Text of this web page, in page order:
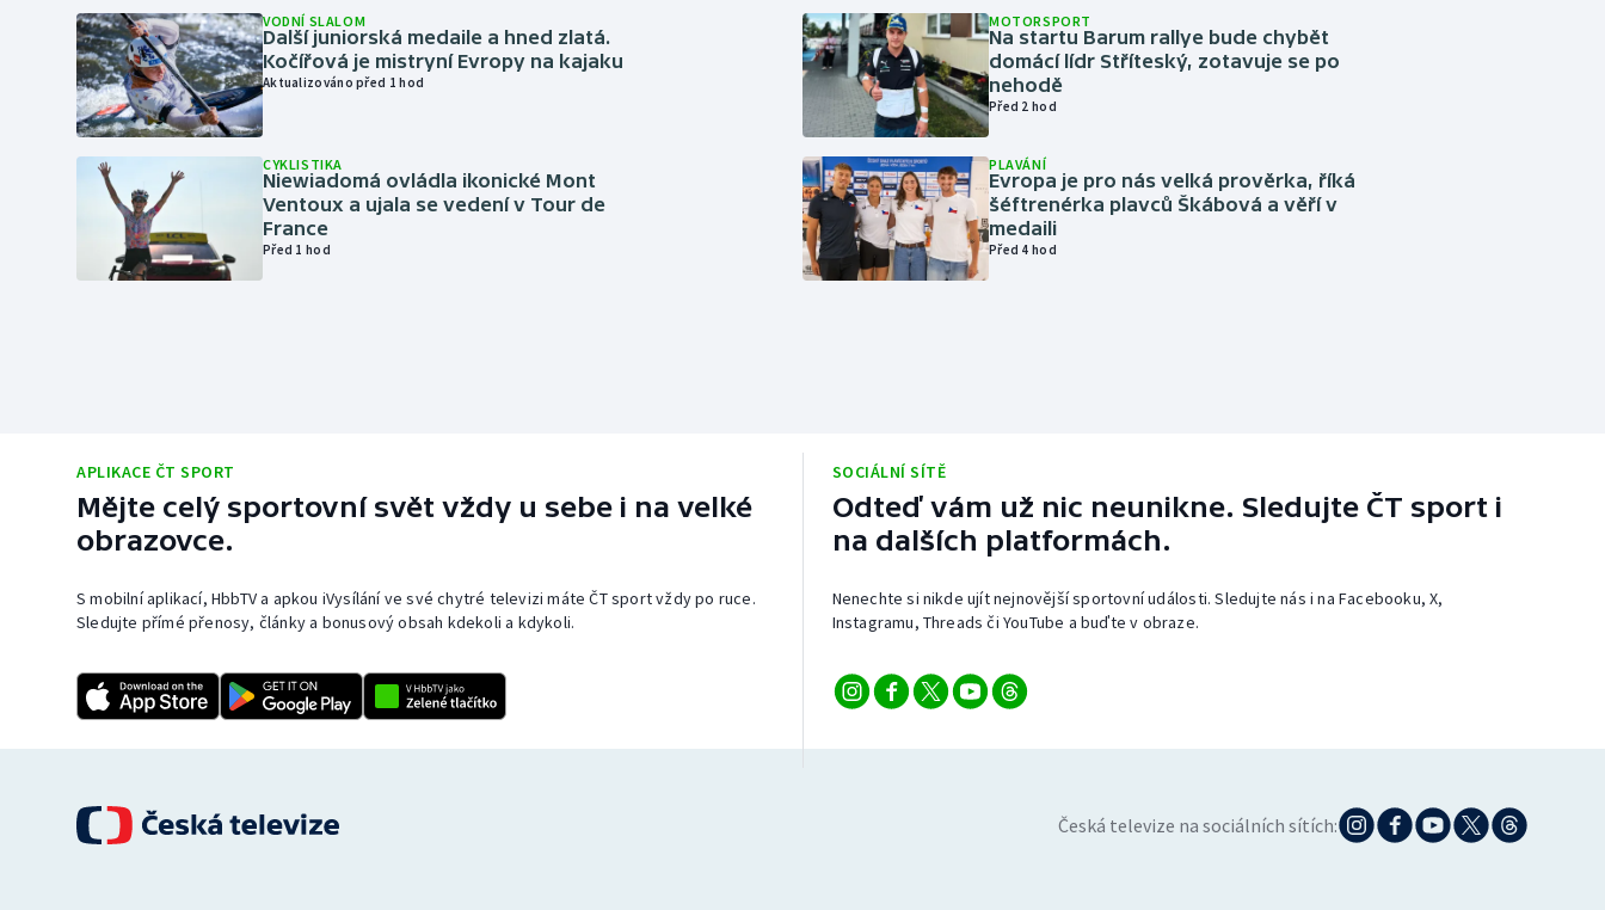
VODNÍ SLALOM
Další juniorská medaile a hned zlatá.
Kočířová je mistryní Evropy na kajaku
Aktualizováno před 1 hod
CYKLISTIKA
Niewiadomá ovládla ikonické Mont
Ventoux a ujala se vedení v Tour de
France
Před 1 hod
MOTORSPORT
Na startu Barum rallye bude chybět
domácí lídr Stříteský, zotavuje se po
nehodě
Před 2 hod
PLAVÁNÍ
Evropa je pro nás velká prověrka, říká
šéftrenérka plavců Škábová a věří v
medaili
Před 4 hod
APLIKACE ČT SPORT
Mějte celý sportovní svět vždy u sebe i na velké
obrazovce.
S mobilní aplikací, HbbTV a apkou iVysílání ve své chytré televizi máte ČT sport vždy po ruce.
Sledujte přímé přenosy, články a bonusový obsah kdekoli a kdykoli.
SOCIÁLNÍ SÍTĚ
Odteď vám už nic neunikne. Sledujte ČT sport i
na dalších platformách.
Nenechte si nikde ujít nejnovější sportovní události. Sledujte nás i na Facebooku, X,
Instagramu, Threads či YouTube a buďte v obraze.
Česká televize na sociálních sítích: